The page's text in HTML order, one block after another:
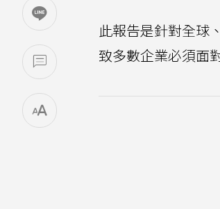
此報告是針對全球
致多數企業必須面